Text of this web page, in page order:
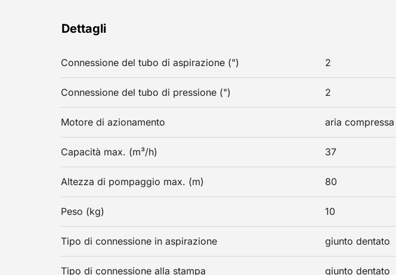
Dettagli
Connessione del tubo di aspirazione (") 2
Connessione del tubo di pressione (") 2
Motore di azionamento aria compressa
Capacità max. (m³/h) 37
Altezza di pompaggio max. (m) 80
Peso (kg) 10
Tipo di connessione in aspirazione giunto dentato
Tipo di connessione alla stampa giunto dentato